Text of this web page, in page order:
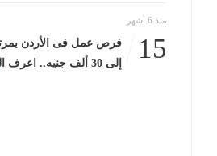
منذ 6 أشهر
15
فرص عمل فى الأردن
إلى 30 ألف جنيه.. اعرف التفاصيل